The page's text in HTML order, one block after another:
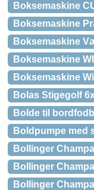
Boksemaskine
Boksemaskine
Boksemaskine
Boksemaskine
Boksemaskine
Bolas Stigegolf
Bolde til
Boldpumpe med
Bollinger
Bollinger
Bollinger